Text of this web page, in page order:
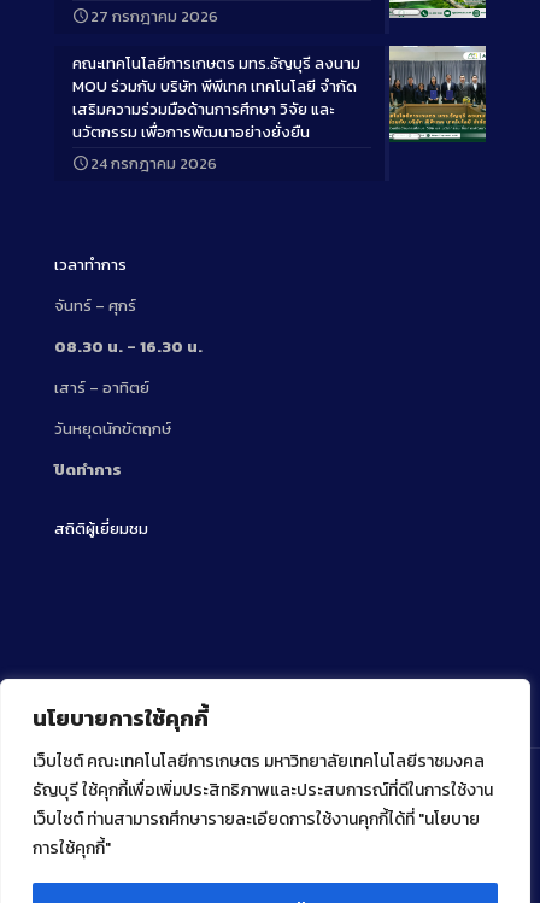
นโยบายการใช้คุกกี้
เว็บไซต์ คณะเทคโนโลยีการเกษตร มหาวิทยาลัยเทคโนโลยีราชมงคล
ธัญบุรี ใช้คุกกี้เพื่อเพิ่มประสิทธิภาพและประสบการณ์ที่ดีในการใช้งาน
เว็บไซต์ ท่านสามารถศึกษารายละเอียดการใช้งานคุกกี้ได้ที่ "นโยบาย
การใช้คุกกี้"
Long
Description
27 กรกฎาคม 2026
Long
คณะเทคโนโลยีการเกษตร มทร.ธัญบุรี ลงนาม
MOU ร่วมกับ บริษัท พีพีเทค เทคโนโลยี จำกัด
เสริมความร่วมมือด้านการศึกษา วิจัย และ
นวัตกรรม เพื่อการพัฒนาอย่างยั่งยืน
24 กรกฎาคม 2026
เวลาทำการ
จันทร์ – ศุกร์
08.30 น. – 16.30 น.
เสาร์ – อาทิตย์
วันหยุดนักขัตฤกษ์
ปิดทำการ
สถิติผู้เยี่ยมชม
Copyright ⓒ 2022 คณะเทคโนโลยีการเกษตร มหาวิทยาลัย